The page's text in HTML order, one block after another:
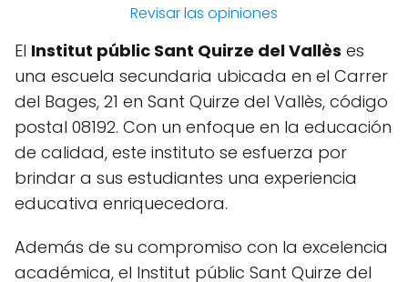
Revisar las opiniones
El Institut públic Sant Quirze del Vallès es
una escuela secundaria ubicada en el Carrer
del Bages, 21 en Sant Quirze del Vallès, código
postal 08192. Con un enfoque en la educación
de calidad, este instituto se esfuerza por
brindar a sus estudiantes una experiencia
educativa enriquecedora.
Además de su compromiso con la excelencia
académica, el Institut públic Sant Quirze del